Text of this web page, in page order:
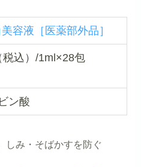
容液［医薬部外品］
税込）/1ml×28包
ン酸
しみ・そばかすを防ぐ